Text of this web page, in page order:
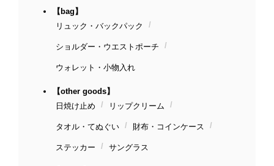
【bag】
リュック・バックパック
ショルダー・ウエストポーチ
ウォレット・小物入れ
【other goods】
日焼け止め
リップクリーム
タオル・てぬぐい 財布・コインケース
ステッカー サングラス